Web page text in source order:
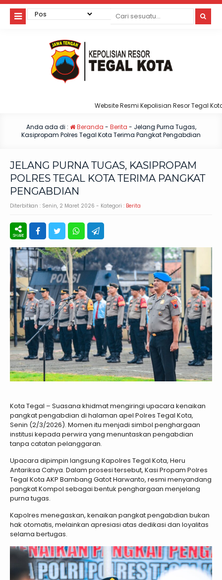
Website Resmi Kepolisian Resor Tegal Kota
Anda ada di : Beranda - Berita - Jelang Purna Tugas,
Kasipropam Polres Tegal Kota Terima Pangkat Pengabdian
JELANG PURNA TUGAS, KASIPROPAM
POLRES TEGAL KOTA TERIMA PANGKAT
PENGABDIAN
Diterbitkan : Senin, 2 Maret 2026 - Kategori : Berita
Kota Tegal – Suasana khidmat mengiringi upacara kenaikan
pangkat pengabdian di halaman apel Polres Tegal Kota,
Senin (2/3/2026). Momen itu menjadi simbol penghargaan
institusi kepada perwira yang menuntaskan pengabdian
tanpa catatan pelanggaran.
Upacara dipimpin langsung Kapolres Tegal Kota, Heru
Antariksa Cahya. Dalam prosesi tersebut, Kasi Propam Polres
Tegal Kota AKP Bambang Gatot Harwanto, resmi menyandang
pangkat Kompol sebagai bentuk penghargaan menjelang
purna tugas.
Kapolres menegaskan, kenaikan pangkat pengabdian bukan
hak otomatis, melainkan apresiasi atas dedikasi dan loyalitas
selama bertugas.